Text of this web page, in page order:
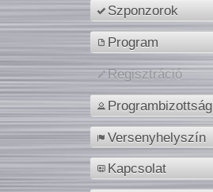
Szponzorok
Program
Regisztráció
Programbizottság
Versenyhelyszín
Kapcsolat